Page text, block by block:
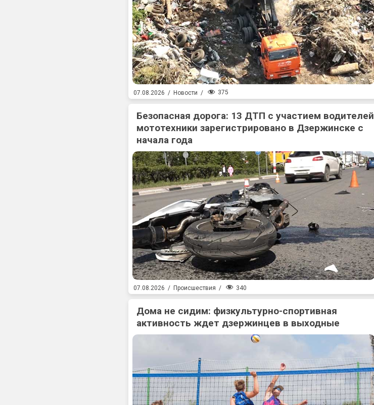
07.08.2026 / Новости / 375
Безопасная дорога: 13 ДТП с участием водителей
мототехники зарегистрировано в Дзержинске с
начала года
07.08.2026 / Происшествия / 340
Дома не сидим: физкультурно-спортивная
активность ждет дзержинцев в выходные